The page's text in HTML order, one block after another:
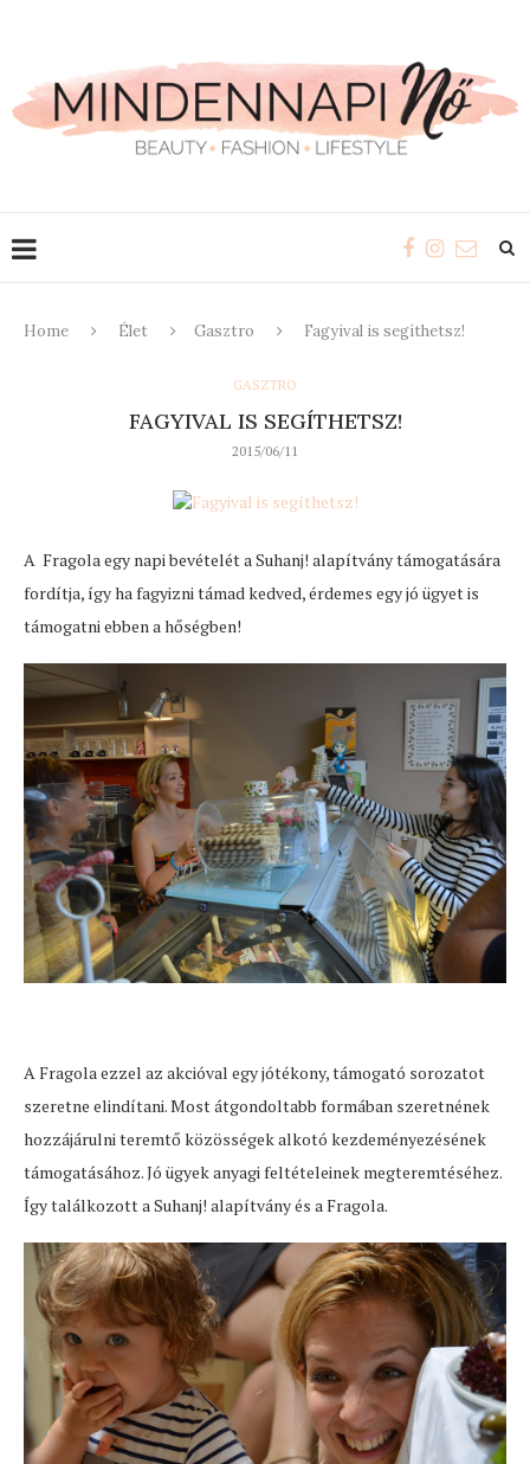
Home Élet Gasztro Fagyival is segíthetsz!
GASZTRO
FAGYIVAL IS SEGÍTHETSZ!
2015/06/11
A Fragola egy napi bevételét a Suhanj! alapítvány támogatására
fordítja, így ha fagyizni támad kedved, érdemes egy jó ügyet is
támogatni ebben a hőségben!
A Fragola ezzel az akcióval egy jótékony, támogató sorozatot
szeretne elindítani. Most átgondoltabb formában szeretnének
hozzájárulni teremtő közösségek alkotó kezdeményezésének
támogatásához. Jó ügyek anyagi feltételeinek megteremtéséhez.
Így találkozott a Suhanj! alapítvány és a Fragola.